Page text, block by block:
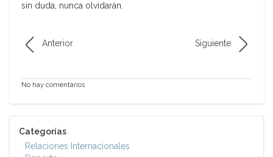
sin duda, nunca olvidarán.
Anterior Siguiente
No hay comentarios
Categorías
Relaciones Internacionales